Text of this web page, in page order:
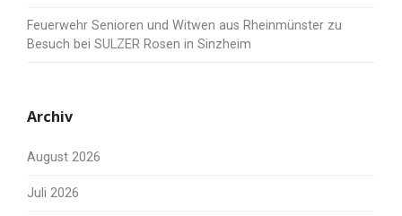
Feuerwehr Senioren und Witwen aus Rheinmünster zu
Besuch bei SULZER Rosen in Sinzheim
Archiv
August 2026
Juli 2026